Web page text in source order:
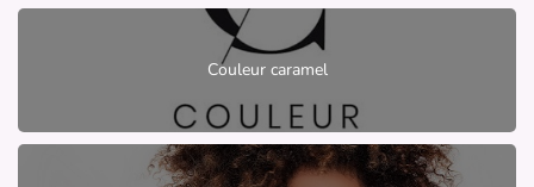
Couleur caramel